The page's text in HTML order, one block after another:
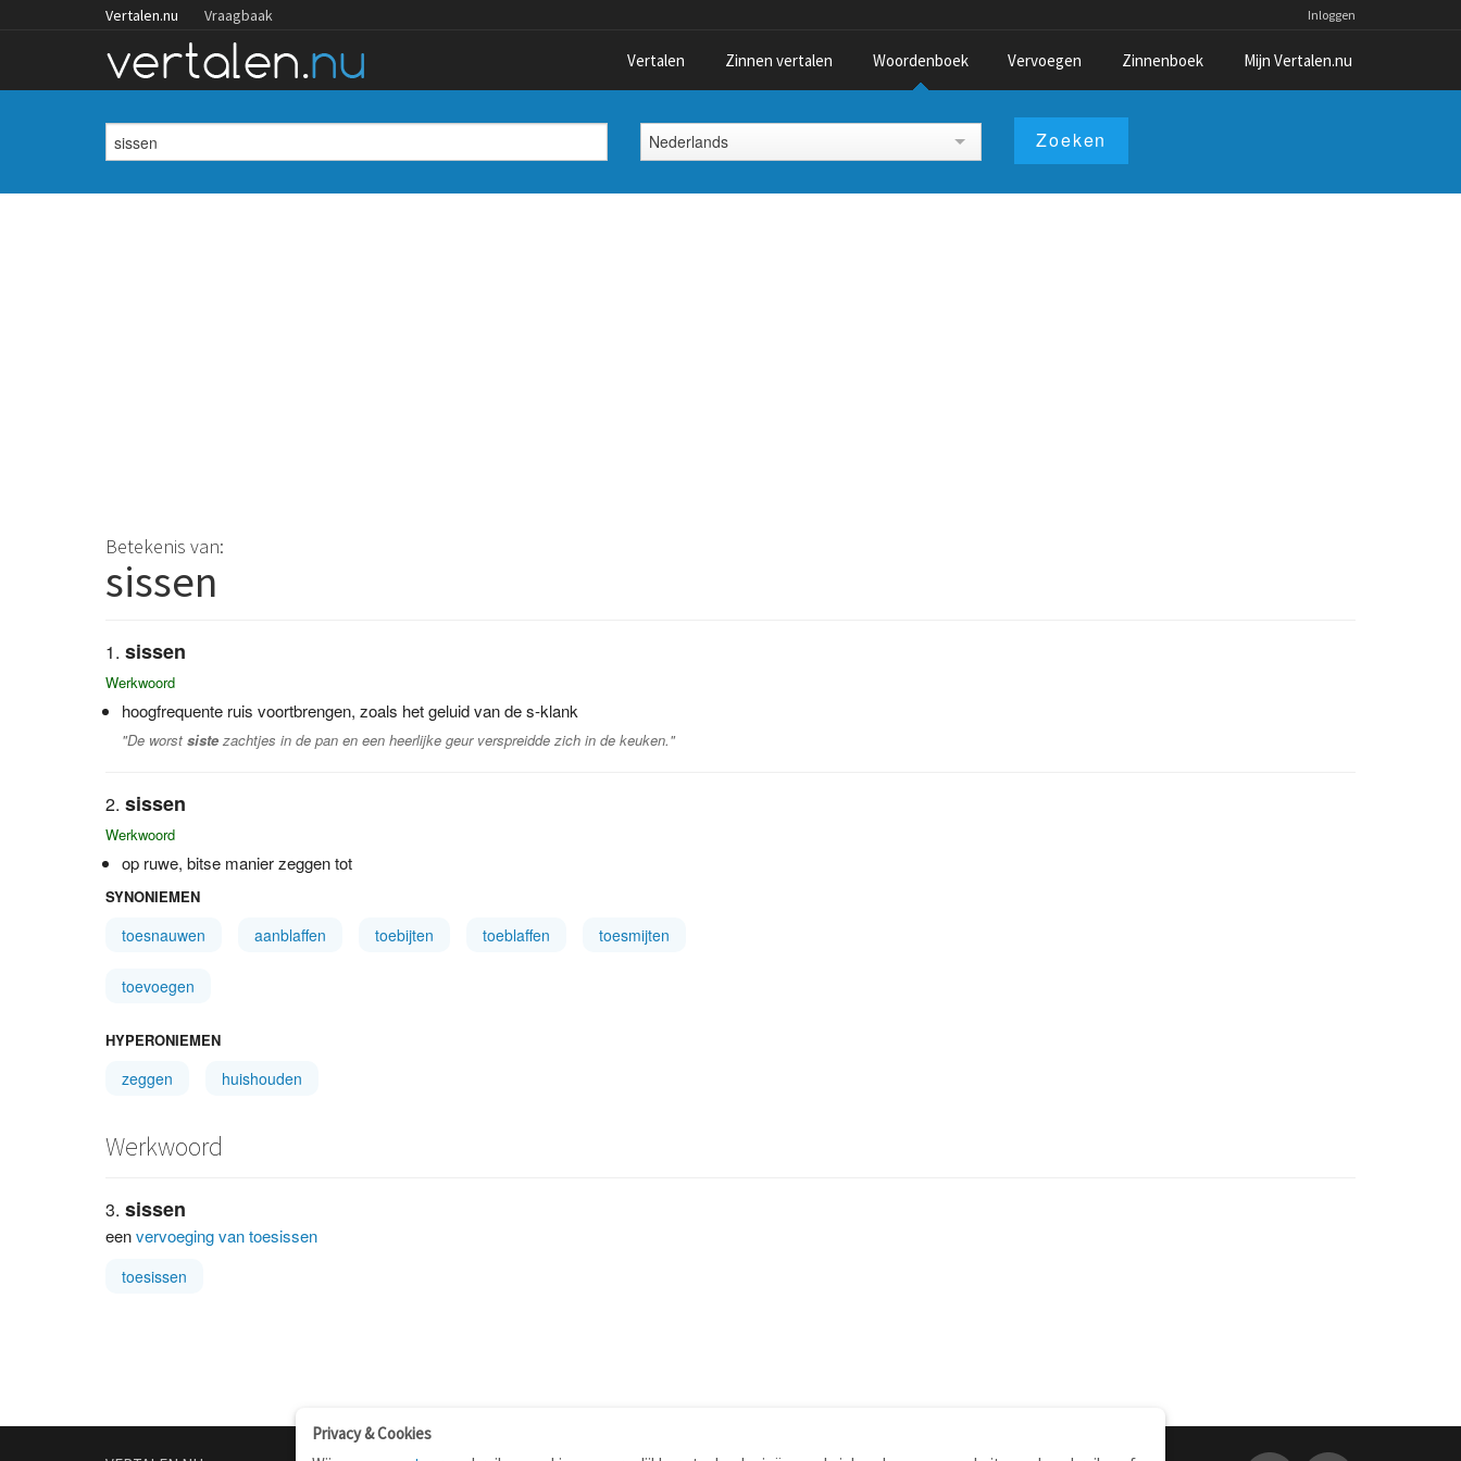
Vertalen.nu Vraagbaak Inloggen
Vertalen Zinnen vertalen Woordenboek Vervoegen Zinnenboek Mijn Vertalen.nu
Nederlands
Betekenis van:
sissen
sissen
Werkwoord
hoogfrequente ruis voortbrengen, zoals het geluid van de s-klank
"De worst siste zachtjes in de pan en een heerlijke geur verspreidde zich in de keuken."
sissen
Werkwoord
op ruwe, bitse manier zeggen tot
SYNONIEMEN
toesnauwen aanblaffen toebijten toeblaffen toesmijten
toevoegen
HYPERONIEMEN
zeggen huishouden
Werkwoord
sissen
eenvervoeging van toesissen
toesissen
Privacy & Cookies